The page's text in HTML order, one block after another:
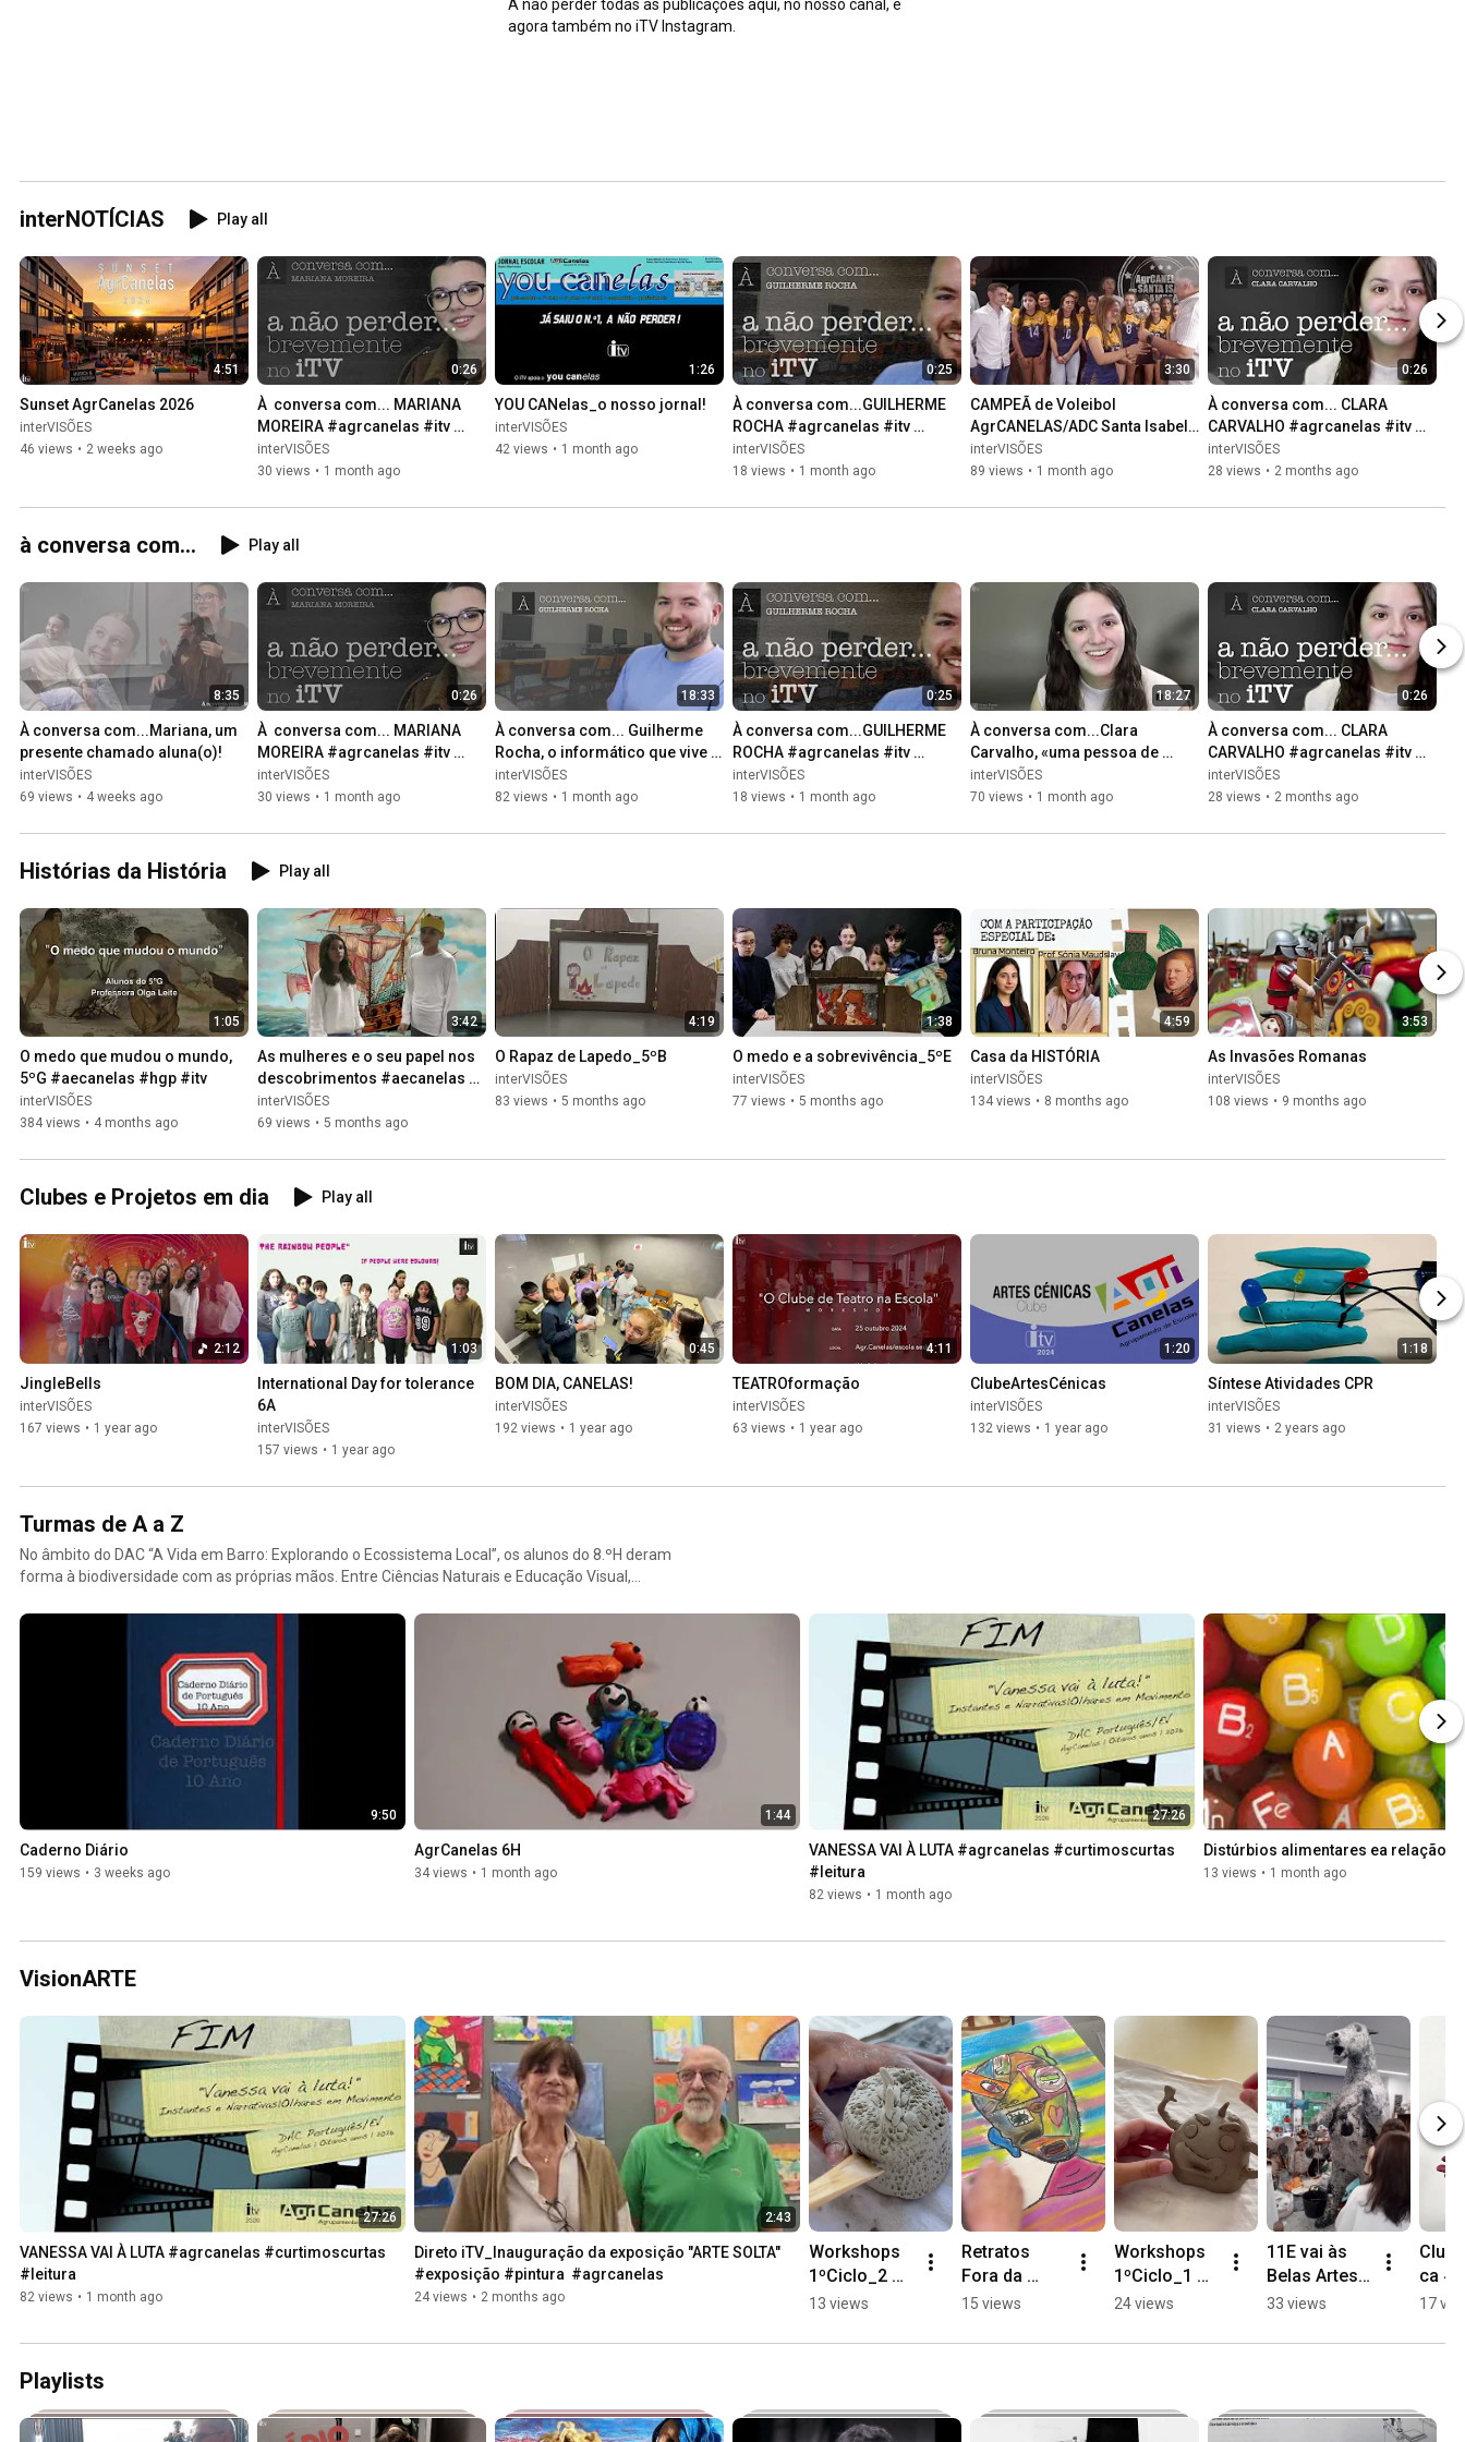
A não perder todas as publicações aqui, no nosso canal, e
agora também no iTV Instagram.
interNOTÍCIAS Play all
4:51
Sunset AgrCanelas 2026
interVISÕES
46 views • 2 weeks ago
0:26
À  conversa com... MARIANA
MOREIRA #agrcanelas #itv
#àconversacom
interVISÕES
30 views • 1 month ago
1:26
YOU CANelas_o nosso jornal!
interVISÕES
42 views • 1 month ago
0:25
À conversa com...GUILHERME
ROCHA #agrcanelas #itv
#àconversacom
interVISÕES
18 views • 1 month ago
3:30
CAMPEÃ de Voleibol
AgrCANELAS/ADC Santa Isabel
no iTV
interVISÕES
89 views • 1 month ago
0:26
À conversa com... CLARA
CARVALHO #agrcanelas #itv
#àconversacom
interVISÕES
28 views • 2 months ago
à conversa com... Play all
8:35
À conversa com...Mariana, um
presente chamado aluna(o)!
interVISÕES
69 views • 4 weeks ago
0:26
À  conversa com... MARIANA
MOREIRA #agrcanelas #itv
#àconversacom
interVISÕES
30 views • 1 month ago
18:33
À conversa com... Guilherme
Rocha, o informático que vive
ao som de muitas melodias!
interVISÕES
82 views • 1 month ago
0:25
À conversa com...GUILHERME
ROCHA #agrcanelas #itv
#àconversacom
interVISÕES
18 views • 1 month ago
18:27
À conversa com...Clara
Carvalho, «uma pessoa de
pessoas»
interVISÕES
70 views • 1 month ago
0:26
À conversa com... CLARA
CARVALHO #agrcanelas #itv
#àconversacom
interVISÕES
28 views • 2 months ago
Histórias da História Play all
1:05
O medo que mudou o mundo,
5ºG #aecanelas #hgp #itv
interVISÕES
384 views • 4 months ago
3:42
As mulheres e o seu papel nos
descobrimentos #aecanelas
#hgp #itv
interVISÕES
69 views • 5 months ago
4:19
O Rapaz de Lapedo_5ºB
interVISÕES
83 views • 5 months ago
1:38
O medo e a sobrevivência_5ºE
interVISÕES
77 views • 5 months ago
4:59
Casa da HISTÓRIA
interVISÕES
134 views • 8 months ago
3:53
As Invasões Romanas
interVISÕES
108 views • 9 months ago
Clubes e Projetos em dia Play all
2:12
JingleBells
interVISÕES
167 views • 1 year ago
1:03
International Day for tolerance
6A
interVISÕES
157 views • 1 year ago
0:45
BOM DIA, CANELAS!
interVISÕES
192 views • 1 year ago
4:11
TEATROformação
interVISÕES
63 views • 1 year ago
1:20
ClubeArtesCénicas
interVISÕES
132 views • 1 year ago
1:18
Síntese Atividades CPR
interVISÕES
31 views • 2 years ago
Turmas de A a Z
No âmbito do DAC “A Vida em Barro: Explorando o Ecossistema Local”, os alunos do 8.ºH deram
forma à biodiversidade com as próprias mãos. Entre Ciências Naturais e Educação Visual,
verdadeiro trabalho interdisciplinar, orientado pelos professores Miguel Vieira e Josete
Fernandes. Este projeto é um exemplo claro de como a articulação curricular pode potenciar
aprendizagens significativas, promovendo simultaneamente a literacia científica, a sensibilidade
artística, a criatividade e a consciência ambiental. #VidaEmBarro #EcossistemaLocal
#ExpressãoArtísticaNaEscola #CiênciasNaturais #EducaçãoVisual #AprenderComCriatividade
9:50
Caderno Diário
159 views • 3 weeks ago
1:44
AgrCanelas 6H
34 views • 1 month ago
27:26
VANESSA VAI À LUTA #agrcanelas #curtimoscurtas
#leitura
82 views • 1 month ago
Distúrbios alimentares ea relação
13 views • 1 month ago
VisionARTE
27:26
VANESSA VAI À LUTA #agrcanelas #curtimoscurtas
#leitura
82 views • 1 month ago
2:43
Direto iTV_Inauguração da exposição "ARTE SOLTA"
#exposição #pintura  #agrcanelas
24 views • 2 months ago
Workshops
1ºCiclo_2
#agrcanelas
13 views
Retratos
Fora da
Caixa
15 views
Workshops
1ºCiclo_1
#agrcanelas
ica
24 views
11E vai às
Belas Artes
e ao Museu
Reis
#museusoar
33 views
ca
17
Playlists